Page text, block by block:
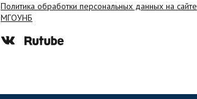
Политика обработки персональных данных на сайте
МГОУНБ